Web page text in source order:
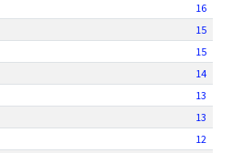
16
15
15
14
13
13
12